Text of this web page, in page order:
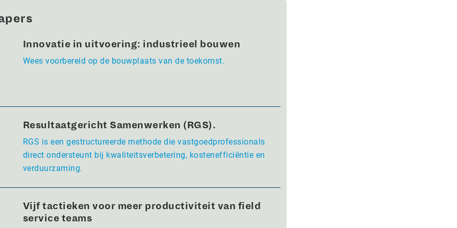
Innovatie in uitvoering: industrieel bouwen
Wees voorbereid op de bouwplaats van de toekomst.
Resultaatgericht Samenwerken (RGS).
RGS is een gestructureerde methode die vastgoedprofessionals
direct ondersteunt bij kwaliteitsverbetering, kostenefficiëntie en
verduurzaming.
Vijf tactieken voor meer productiviteit van field
service teams